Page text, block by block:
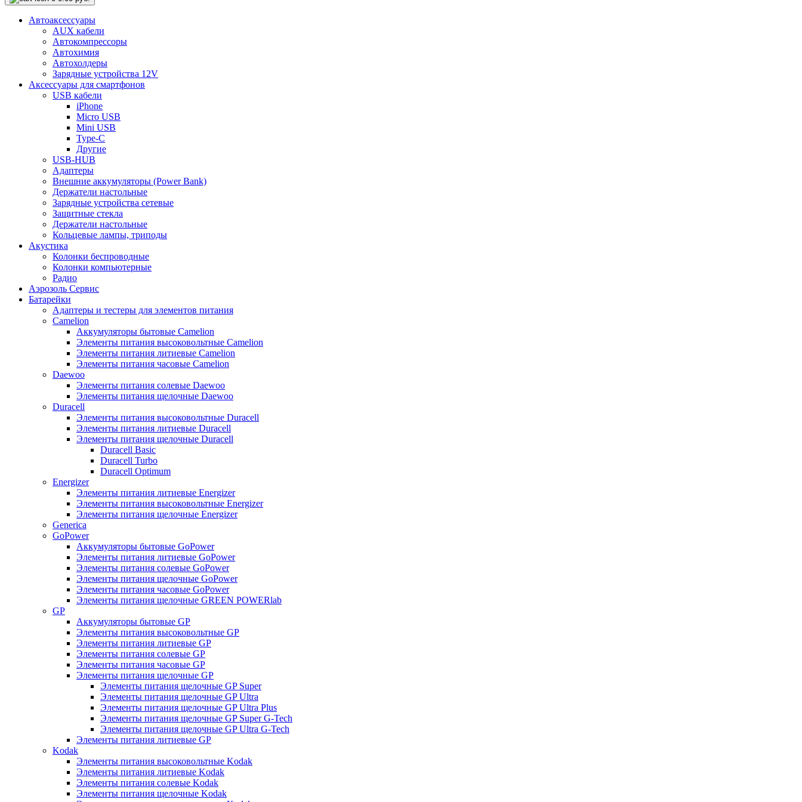
Автоаксессуары
AUX кабели
Автокомпрессоры
Автохимия
Автохолдеры
Зарядные устройства 12V
Аксессуары для смартфонов
USB кабели
iPhone
Micro USB
Mini USB
Type-C
Другие
USB-HUB
Адаптеры
Внешние аккумуляторы (Power Bank)
Держатели настольные
Зарядные устройства сетевые
Защитные стекла
Держатели настольные
Кольцевые лампы, триподы
Акустика
Колонки беспроводные
Колонки компьютерные
Радио
Аэрозоль Сервис
Батарейки
Aдаптеры и тестеры для элементов питания
Camelion
Аккумуляторы бытовые Camelion
Элементы питания высоковольтные Camelion
Элементы питания литиевые Camelion
Элементы питания часовые Camelion
Daewoo
Элементы питания солевые Daewoo
Элементы питания щелочные Daewoo
Duracell
Элементы питания высоковольтные Duracell
Элементы питания литиевые Duracell
Элементы питания щелочные Duracell
Duracell Basic
Duracell Turbo
Duracell Optimum
Energizer
Элементы питания литиевые Energizer
Элементы питания высоковольтные Energizer
Элементы питания щелочные Energizer
Generica
GoPower
Аккумуляторы бытовые GoPower
Элементы питания литиевые GoPower
Элементы питания солевые GoPower
Элементы питания щелочные GoPower
Элементы питания часовые GoPower
Элементы питания щелочные GREEN POWERlab
GP
Аккумуляторы бытовые GP
Элементы питания высоковольтные GP
Элементы питания литиевые GP
Элементы питания солевые GP
Элементы питания часовые GP
Элементы питания щелочные GP
Элементы питания щелочные GP Super
Элементы питания щелочные GP Ultra
Элементы питания щелочные GP Ultra Plus
Элементы питания щелочные GP Super G-Tech
Элементы питания щелочные GP Ultra G-Tech
Элементы питания литиевые GP
Kodak
Элементы питания высоковольтные Kodak
Элементы питания литиевые Kodak
Элементы питания солевые Kodak
Элементы питания щелочные Kodak